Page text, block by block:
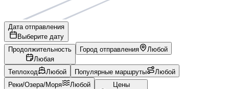
Дата отправления
Выберите дату
Продолжительность
Любая
Город отправления Любой
Теплоход Любой Популярные маршруты
Любой
Реки/Озера/Моря
Любой
Цены